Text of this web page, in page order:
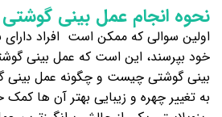
نحوه انجام عمل بینی گوشتی
اولین سوالی که ممکن است افراد
خود بپرسند، این است که عمل بینی
بینی گوشتی چیست و چگونه عمل بینی
به تغییر چهره و زیبایی بهتر آن ها کمک